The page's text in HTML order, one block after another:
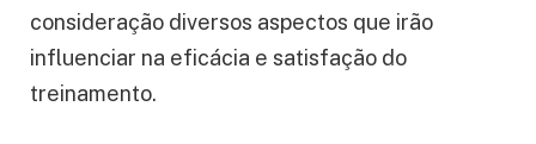
consideração diversos aspectos que irão
influenciar na eficácia e satisfação do
treinamento.